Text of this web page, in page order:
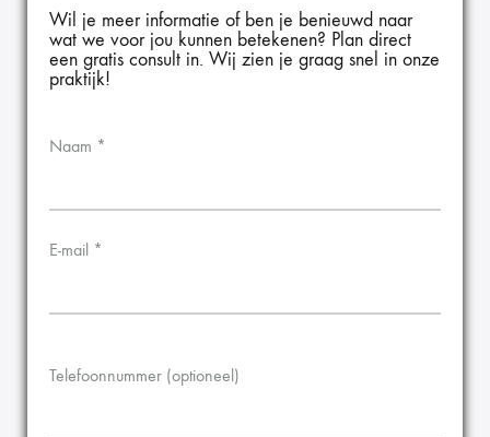
Wil je meer informatie of ben je benieuwd naar
wat we voor jou kunnen betekenen? Plan direct
een gratis consult in. Wij zien je graag snel in onze
praktijk!
Naam *
E-mail *
Telefoonnummer (optioneel)